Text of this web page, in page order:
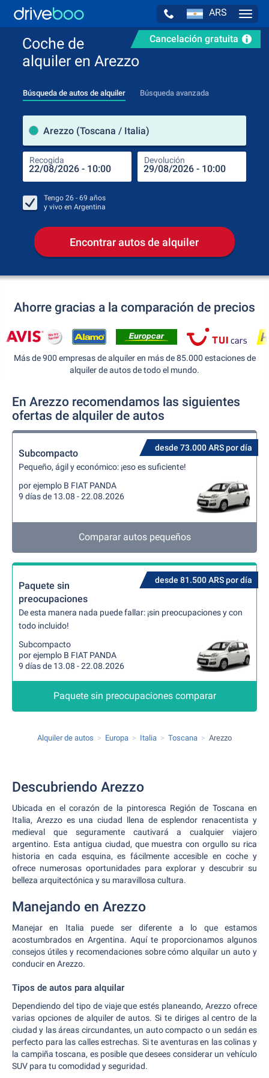
ARS
Cancelación gratuita
Coche de
alquiler en Arezzo
Búsqueda de autos de alquiler Búsqueda avanzada
Arezzo (Toscana / Italia)
Recogida Devolución
Tengo 26 - 69 años
y vivo en Argentina
Encontrar autos de alquiler
Ahorre gracias a la comparación de precios
Más de 900 empresas de alquiler en más de 85.000 estaciones de
alquiler de autos de todo el mundo.
En Arezzo recomendamos las siguientes
ofertas de alquiler de autos
desde 73.000 ARS por día
Subcompacto
Pequeño, ágil y económico: ¡eso es suficiente!
por ejemplo B FIAT PANDA
9 días de 13.08 - 22.08.2026
Comparar autos pequeños
desde 81.500 ARS por día
Paquete sin
preocupaciones
De esta manera nada puede fallar: ¡sin preocupaciones y con
todo incluido!
Subcompacto
por ejemplo B FIAT PANDA
9 días de 13.08 - 22.08.2026
Paquete sin preocupaciones comparar
Alquiler de autos Europa Italia Toscana Arezzo
Descubriendo Arezzo
Ubicada en el corazón de la pintoresca Región de Toscana en
Italia, Arezzo es una ciudad llena de esplendor renacentista y
medieval que seguramente cautivará a cualquier viajero
argentino. Esta antigua ciudad, que muestra con orgullo su rica
historia en cada esquina, es fácilmente accesible en coche y
ofrece numerosas oportunidades para explorar y descubrir su
belleza arquitectónica y su maravillosa cultura.
Manejando en Arezzo
Manejar en Italia puede ser diferente a lo que estamos
acostumbrados en Argentina. Aquí te proporcionamos algunos
consejos útiles y recomendaciones sobre cómo alquilar un auto y
conducir en Arezzo.
Tipos de autos para alquilar
Dependiendo del tipo de viaje que estés planeando, Arezzo ofrece
varias opciones de alquiler de autos. Si te diriges al centro de la
ciudad y las áreas circundantes, un auto compacto o un sedán es
perfecto para las calles estrechas. Si te aventuras en las colinas y
la campiña toscana, es posible que desees considerar un vehículo
SUV para tu comodidad y seguridad.